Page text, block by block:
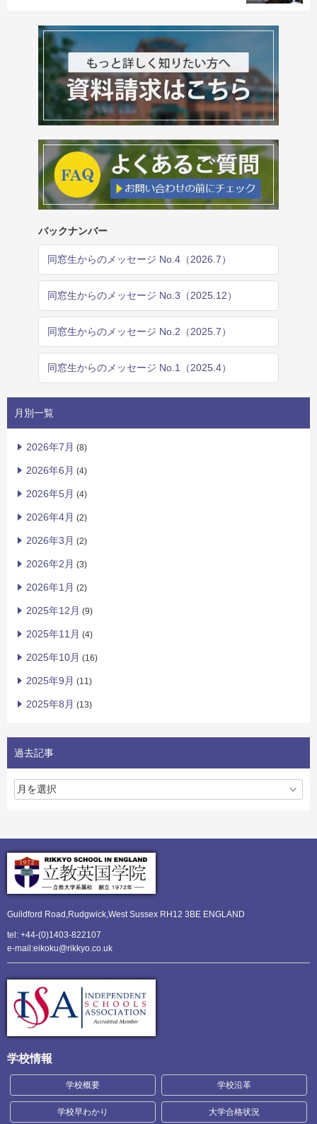
バックナンバー
同窓生からのメッセージ No.4（2026.7）
同窓生からのメッセージ No.3（2025.12）
同窓生からのメッセージ No.2（2025.7）
同窓生からのメッセージ No.1（2025.4）
月別一覧
2026年7月 (8)
2026年6月 (4)
2026年5月 (4)
2026年4月 (2)
2026年3月 (2)
2026年2月 (3)
2026年1月 (2)
2025年12月 (9)
2025年11月 (4)
2025年10月 (16)
2025年9月 (11)
2025年8月 (13)
過去記事
Guildford Road,Rudgwick,West Sussex RH12 3BE ENGLAND
tel: +44-(0)1403-822107
e-mail:eikoku@rikkyo.co.uk
学校情報
学校概要 学校沿革
学校早わかり 大学合格状況